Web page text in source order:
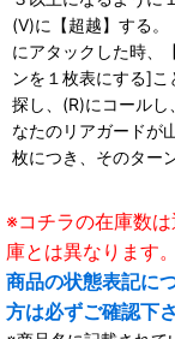
(V)に【超越】する
にアタックした時、
ンを１枚表にする]
探し、(R)にコール
なたのリアガードが
枚につき、そのター
※コチラの在庫数
庫とは異なります。
商品の状態表記に
方は必ずご確認下さ